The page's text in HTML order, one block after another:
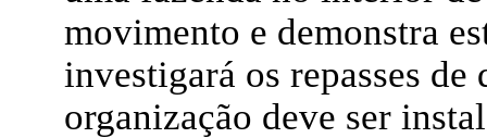
movimento e demonstra
investigará os repasses
organização deve ser